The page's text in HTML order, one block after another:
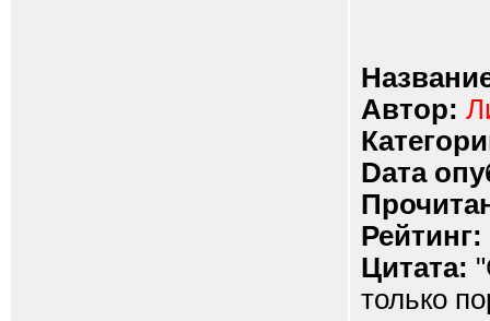
Автор:
Dата
Рейтинг:
Цитата:
только